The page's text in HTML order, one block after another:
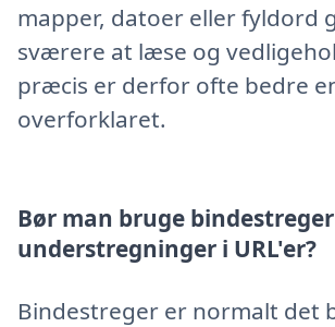
mapper, datoer eller fyldord
sværere at læse og
præcis er derfor ofte bedre
overforklaret.
Bør man bruge
understregninger i URL'er?
Bindestreger er normalt det